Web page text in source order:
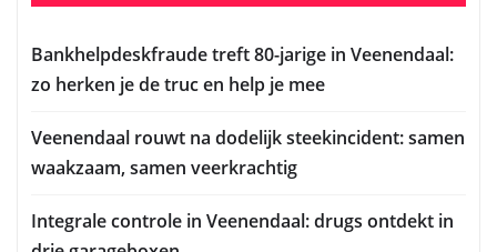
Bankhelpdeskfraude treft 80-jarige in Veenendaal:
zo herken je de truc en help je mee
Veenendaal rouwt na dodelijk steekincident: samen
waakzaam, samen veerkrachtig
Integrale controle in Veenendaal: drugs ontdekt in